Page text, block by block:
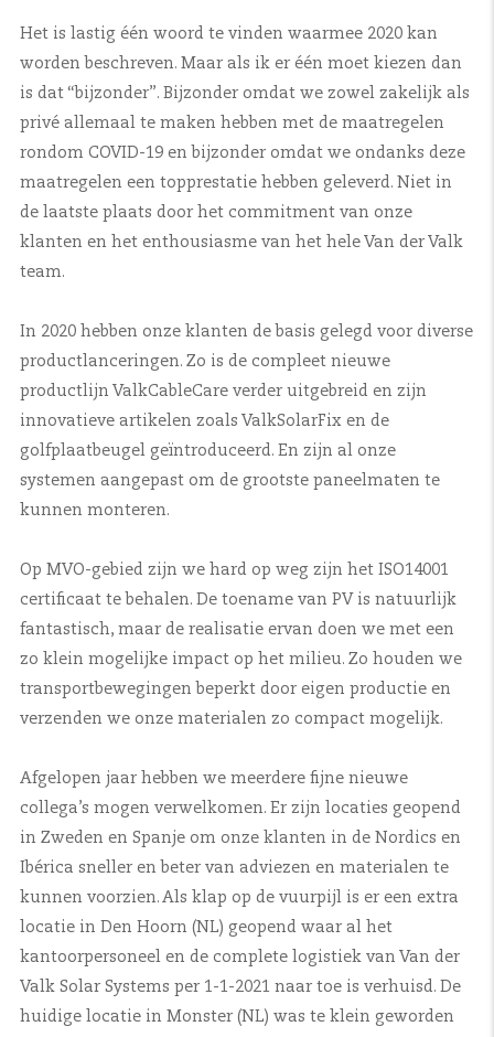
Het is lastig één woord te vinden waarmee 2020 kan
worden beschreven. Maar als ik er één moet kiezen dan
is dat “bijzonder”. Bijzonder omdat we zowel zakelijk als
privé allemaal te maken hebben met de maatregelen
rondom COVID-19 en bijzonder omdat we ondanks deze
maatregelen een topprestatie hebben geleverd. Niet in
de laatste plaats door het commitment van onze
klanten en het enthousiasme van het hele Van der Valk
team.
In 2020 hebben onze klanten de basis gelegd voor diverse
productlanceringen. Zo is de compleet nieuwe
productlijn ValkCableCare verder uitgebreid en zijn
innovatieve artikelen zoals ValkSolarFix en de
golfplaatbeugel geïntroduceerd. En zijn al onze
systemen aangepast om de grootste paneelmaten te
kunnen monteren.
Op MVO-gebied zijn we hard op weg zijn het ISO14001
certificaat te behalen. De toename van PV is natuurlijk
fantastisch, maar de realisatie ervan doen we met een
zo klein mogelijke impact op het milieu. Zo houden we
transportbewegingen beperkt door eigen productie en
verzenden we onze materialen zo compact mogelijk.
Afgelopen jaar hebben we meerdere fijne nieuwe
collega’s mogen verwelkomen. Er zijn locaties geopend
in Zweden en Spanje om onze klanten in de Nordics en
Ibérica sneller en beter van adviezen en materialen te
kunnen voorzien. Als klap op de vuurpijl is er een extra
locatie in Den Hoorn (NL) geopend waar al het
kantoorpersoneel en de complete logistiek van Van der
Valk Solar Systems per 1-1-2021 naar toe is verhuisd. De
huidige locatie in Monster (NL) was te klein geworden